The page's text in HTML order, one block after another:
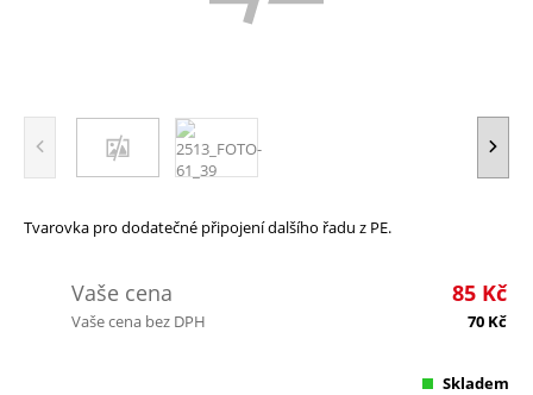
Tvarovka pro dodatečné připojení dalšího řadu z PE.
Vaše cena 85 Kč
Vaše cena bez DPH 70 Kč
Skladem